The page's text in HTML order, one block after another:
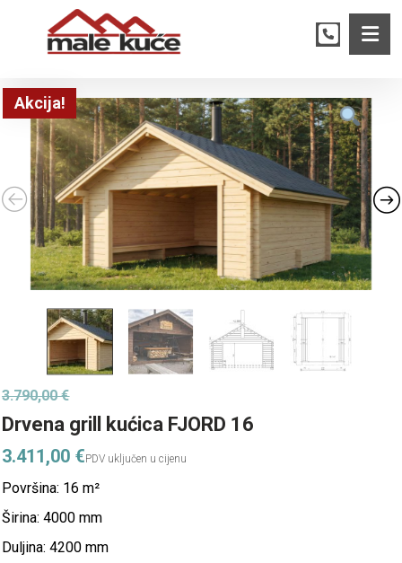
Akcija!
Drvena grill kućica FJORD 16
3.790,00€
3.411,00 €
Površina: 16 m²
Širina: 4000 mm
Duljina: 4200 mm